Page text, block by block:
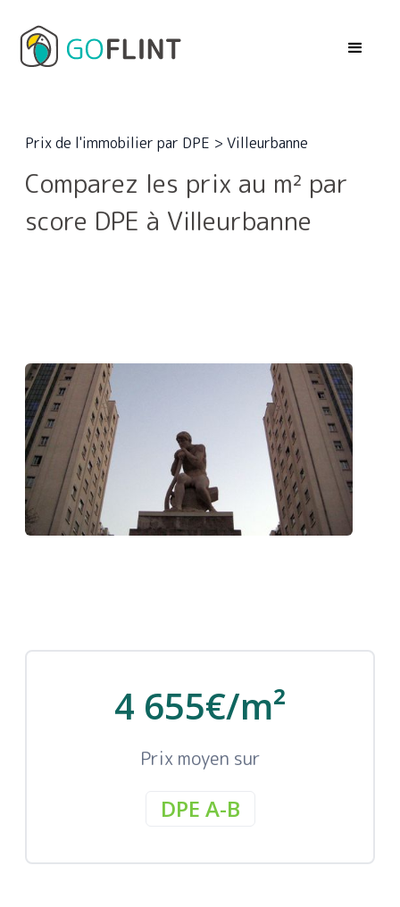
Prix de l'immobilier par DPE > Villeurbanne
Comparez les prix au m² par
score DPE à Villeurbanne
4 655€/m²
Prix moyen sur
DPE A-B